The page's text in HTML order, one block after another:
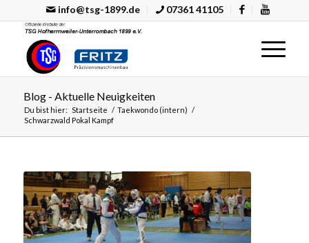
info@tsg-1899.de 07361 41105
Blog - Aktuelle Neuigkeiten
Du bist hier: Startseite / Taekwondo (intern) /
Schwarzwald Pokal Kampf